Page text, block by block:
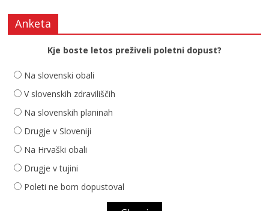
Anketa
Kje boste letos preživeli poletni dopust?
Na slovenski obali
V slovenskih zdraviliščih
Na slovenskih planinah
Drugje v Sloveniji
Na Hrvaški obali
Drugje v tujini
Poleti ne bom dopustoval